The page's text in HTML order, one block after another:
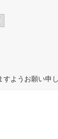
ようお願い申